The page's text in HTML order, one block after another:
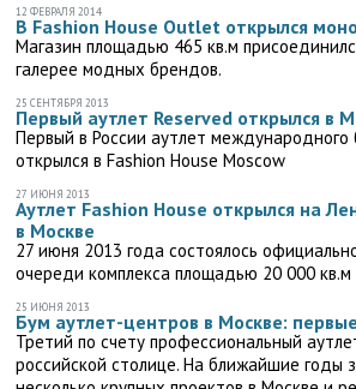
12 ФЕВРАЛЯ 2014
В Fashion House Outlet открылся
Магазин площадью 465 кв.м
галерее модных брендов.
25 СЕНТЯБРЯ 2013
Первый аутлет Reserved открылся в
Первый в России аутлет международного
открылся в Fashion House Moscow
27 ИЮНЯ 2013
Аутлет Fashion House открылся на
в Москве
27 июня 2013 года состоялось
очереди комплекса площадью 20 000 кв.м
25 ИЮНЯ 2013
Бум аутлет-центров в Москве:
Третий по счету профессиональный
российской столице. На ближайшие годы